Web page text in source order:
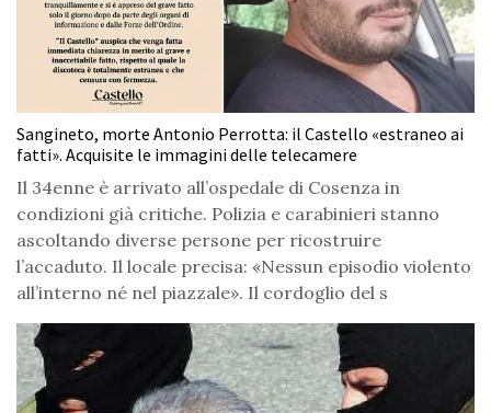
Sangineto, morte Antonio Perrotta: il Castello «estraneo ai
fatti». Acquisite le immagini delle telecamere
Il 34enne è arrivato all’ospedale di Cosenza in
condizioni già critiche. Polizia e carabinieri stanno
ascoltando diverse persone per ricostruire
l’accaduto. Il locale precisa: «Nessun episodio violento
all’interno né nel piazzale». Il cordoglio del s